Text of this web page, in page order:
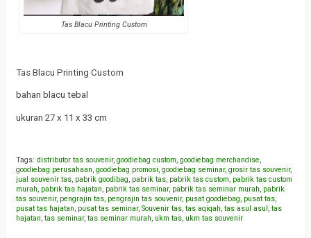
Tas Blacu Printing Custom
Tas Blacu Printing Custom
bahan blacu tebal
ukuran 27 x 11 x 33 cm
Tags: distributor tas souvenir, goodiebag custom, goodiebag merchandise,
goodiebag perusahaan, goodiebag promosi, goodiebag seminar, grosir tas souvenir,
jual souvenir tas, pabrik goodibag, pabrik tas, pabrik tas custom, pabrik tas custom
murah, pabrik tas hajatan, pabrik tas seminar, pabrik tas seminar murah, pabrik
tas souvenir, pengrajin tas, pengrajin tas souvenir, pusat goodiebag, pusat tas,
pusat tas hajatan, pusat tas seminar, Souvenir tas, tas aqiqah, tas asul asul , tas
hajatan, tas seminar, tas seminar murah, ukm tas, ukm tas souvenir